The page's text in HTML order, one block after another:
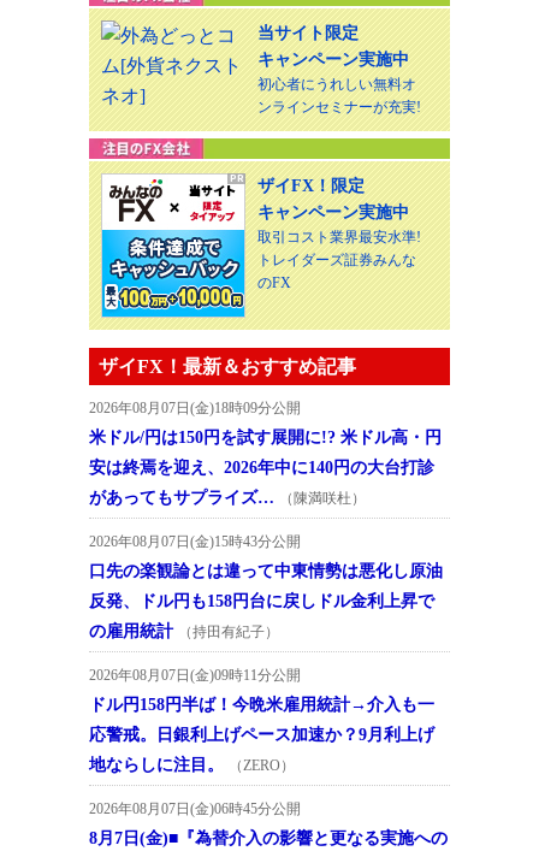
当サイト限定
キャンペーン実施中
初心者にうれしい無料オ
ンラインセミナーが充実!
ザイFX！限定
キャンペーン実施中
取引コスト業界最安水準!
トレイダーズ証券みんな
のFX
ザイFX！最新＆おすすめ記事
2026年08月07日(金)18時09分公開
米ドル/円は150円を試す展開に!? 米ドル高・円
安は終焉を迎え、2026年中に140円の大台打診
があってもサプライズ…
（陳満咲杜）
2026年08月07日(金)15時43分公開
口先の楽観論とは違って中東情勢は悪化し原油
反発、ドル円も158円台に戻しドル金利上昇で
の雇用統計
（持田有紀子）
2026年08月07日(金)09時11分公開
ドル円158円半ば！今晩米雇用統計→介入も一
応警戒。日銀利上げペース加速か？9月利上げ
地ならしに注目。
（ZERO）
2026年08月07日(金)06時45分公開
8月7日(金)■『為替介入の影響と更なる実施への